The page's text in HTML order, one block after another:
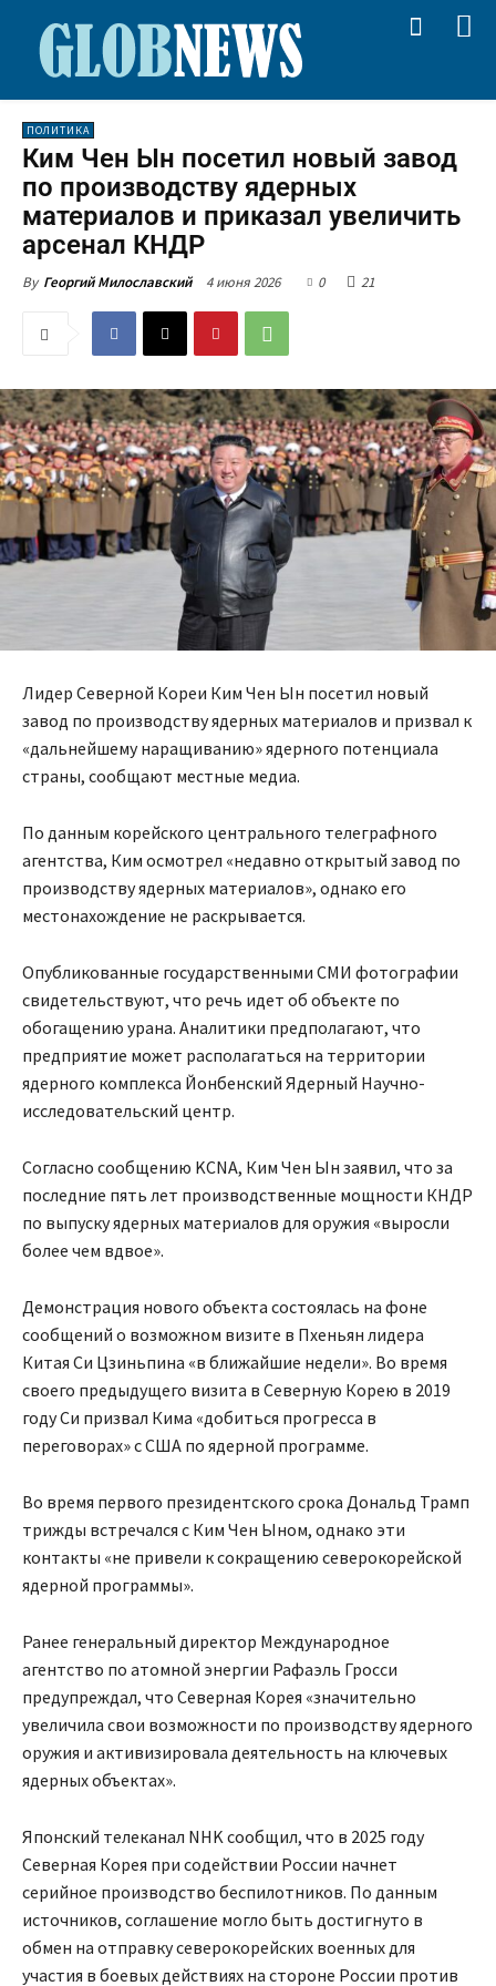
ПОЛИТИКА
Ким Чен Ын посетил новый завод
по производству ядерных
материалов и приказал увеличить
арсенал КНДР
By Георгий Милославский 4 июня 2026 0 21
Лидер Северной Кореи Ким Чен Ын посетил новый
завод по производству ядерных материалов и призвал к
«дальнейшему наращиванию» ядерного потенциала
страны, сообщают местные медиа.
По данным корейского центрального телеграфного
агентства, Ким осмотрел «недавно открытый завод по
производству ядерных материалов», однако его
местонахождение не раскрывается.
Опубликованные государственными СМИ фотографии
свидетельствуют, что речь идет об объекте по
обогащению урана. Аналитики предполагают, что
предприятие может располагаться на территории
ядерного комплекса Йонбенский Ядерный Научно-
исследовательский центр.
Согласно сообщению KCNA, Ким Чен Ын заявил, что за
последние пять лет производственные мощности КНДР
по выпуску ядерных материалов для оружия «выросли
более чем вдвое».
Демонстрация нового объекта состоялась на фоне
сообщений о возможном визите в Пхеньян лидера
Китая Си Цзиньпина «в ближайшие недели». Во время
своего предыдущего визита в Северную Корею в 2019
году Си призвал Кима «добиться прогресса в
переговорах» с США по ядерной программе.
Во время первого президентского срока Дональд Трамп
трижды встречался с Ким Чен Ыном, однако эти
контакты «не привели к сокращению северокорейской
ядерной программы».
Ранее генеральный директор Международное
агентство по атомной энергии Рафаэль Гросси
предупреждал, что Северная Корея «значительно
увеличила свои возможности по производству ядерного
оружия и активизировала деятельность на ключевых
ядерных объектах».
Японский телеканал NHK сообщил, что в 2025 году
Северная Корея при содействии России начнет
серийное производство беспилотников. По данным
источников, соглашение могло быть достигнуто в
обмен на отправку северокорейских военных для
участия в боевых действиях на стороне России против